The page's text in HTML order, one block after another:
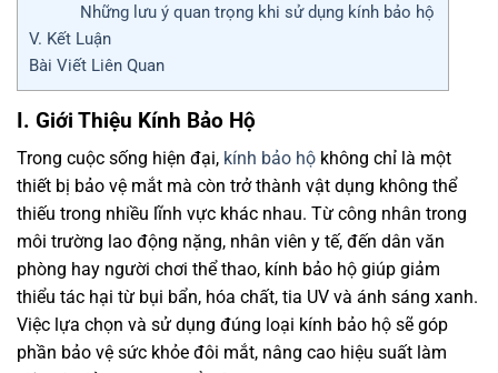
Những lưu ý quan trọng khi sử dụng kính bảo hộ
V. Kết Luận
Bài Viết Liên Quan
I. Giới Thiệu Kính Bảo Hộ
Trong cuộc sống hiện đại, kính bảo hộ không chỉ là một
thiết bị bảo vệ mắt mà còn trở thành vật dụng không thể
thiếu trong nhiều lĩnh vực khác nhau. Từ công nhân trong
môi trường lao động nặng, nhân viên y tế, đến dân văn
phòng hay người chơi thể thao, kính bảo hộ giúp giảm
thiểu tác hại từ bụi bẩn, hóa chất, tia UV và ánh sáng xanh.
Việc lựa chọn và sử dụng đúng loại kính bảo hộ sẽ góp
phần bảo vệ sức khỏe đôi mắt, nâng cao hiệu suất làm